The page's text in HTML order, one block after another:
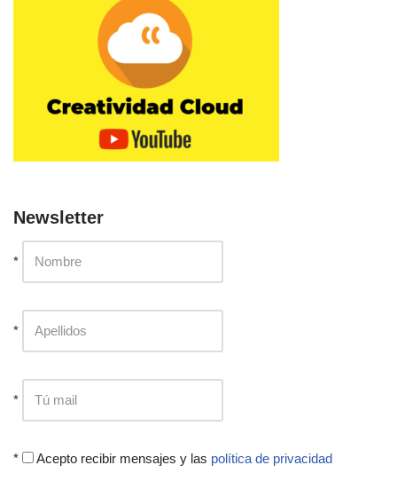
Newsletter
*
*
*
* Acepto recibir mensajes y las política de privacidad